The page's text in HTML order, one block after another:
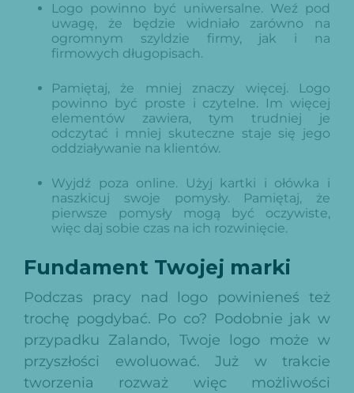
Logo powinno być uniwersalne. Weź pod
uwagę, że będzie widniało zarówno na
ogromnym szyldzie firmy, jak i na
firmowych długopisach.
Pamiętaj, że mniej znaczy więcej. Logo
powinno być proste i czytelne. Im więcej
elementów zawiera, tym trudniej je
odczytać i mniej skuteczne staje się jego
oddziaływanie na klientów.
Wyjdź poza online. Użyj kartki i ołówka i
naszkicuj swoje pomysły. Pamiętaj, że
pierwsze pomysły mogą być oczywiste,
więc daj sobie czas na ich rozwinięcie.
Fundament Twojej marki
Podczas pracy nad logo powinieneś też
trochę pogdybać. Po co? Podobnie jak w
przypadku Zalando, Twoje logo może w
przyszłości ewoluować. Już w trakcie
tworzenia rozważ więc możliwości